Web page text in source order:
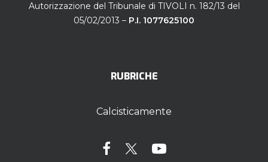
Autorizzazione del Tribunale di TIVOLI n. 182/13 del
05/02/2013 – P.I. 1077625100
RUBRICHE
Calcisticamente